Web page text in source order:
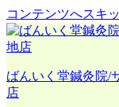
コンテンツへスキ
ばんいく堂鍼灸院/
店